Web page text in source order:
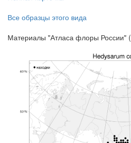
Все образцы этого вида
Материалы "Атласа флоры России" (